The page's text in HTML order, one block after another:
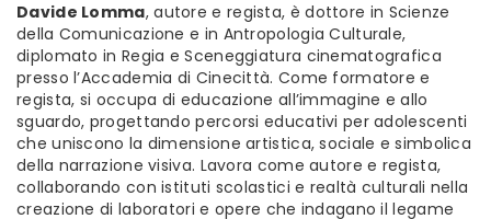
Davide Lomma, autore e regista, è dottore in Scienze
della Comunicazione e in Antropologia Culturale,
diplomato in Regia e Sceneggiatura cinematografica
presso l’Accademia di Cinecittà. Come formatore e
regista, si occupa di educazione all’immagine e allo
sguardo, progettando percorsi educativi per adolescenti
che uniscono la dimensione artistica, sociale e simbolica
della narrazione visiva. Lavora come autore e regista,
collaborando con istituti scolastici e realtà culturali nella
creazione di laboratori e opere che indagano il legame